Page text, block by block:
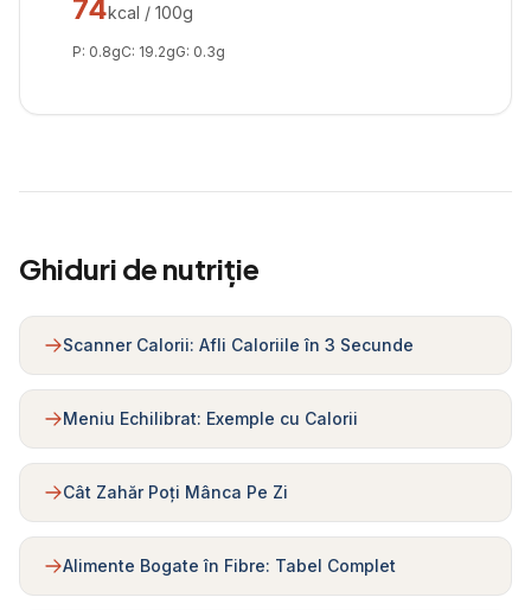
74kcal / 100g
P: 0.8gC: 19.2gG: 0.3g
Ghiduri de nutriție
Scanner Calorii: Afli Caloriile în 3 Secunde
Meniu Echilibrat: Exemple cu Calorii
Cât Zahăr Poți Mânca Pe Zi
Alimente Bogate în Fibre: Tabel Complet